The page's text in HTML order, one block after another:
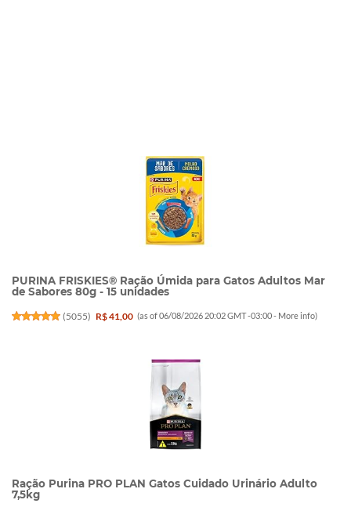
PURINA FRISKIES® Ração Úmida para Gatos Adultos Mar
de Sabores 80g - 15 unidades
(5055) R$ 41,00 (as of 06/08/2026 20:02 GMT -03:00 - More info)
Ração Purina PRO PLAN Gatos Cuidado Urinário Adulto
7,5kg